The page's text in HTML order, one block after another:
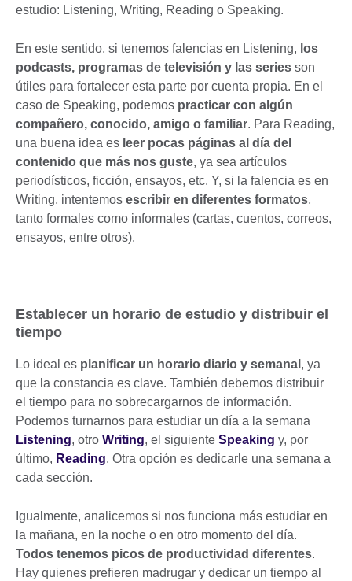
estudio: Listening, Writing, Reading o Speaking.
En este sentido, si tenemos falencias en Listening, los
podcasts, programas de televisión y las series son
útiles para fortalecer esta parte por cuenta propia. En el
caso de Speaking, podemos practicar con algún
compañero, conocido, amigo o familiar. Para Reading,
una buena idea es leer pocas páginas al día del
contenido que más nos guste, ya sea artículos
periodísticos, ficción, ensayos, etc. Y, si la falencia es en
Writing, intentemos escribir en diferentes formatos,
tanto formales como informales (cartas, cuentos, correos,
ensayos, entre otros).
Establecer un horario de estudio y distribuir el
tiempo
Lo ideal es planificar un horario diario y semanal , ya
que la constancia es clave. También debemos distribuir
el tiempo para no sobrecargarnos de información.
Podemos turnarnos para estudiar un día a la semana
Listening, otro Writing, el siguiente Speaking y, por
último, Reading. Otra opción es dedicarle una semana a
cada sección.
Igualmente, analicemos si nos funciona más estudiar en
la mañana, en la noche o en otro momento del día.
Todos tenemos picos de productividad diferentes.
Hay quienes prefieren madrugar y dedicar un tiempo al